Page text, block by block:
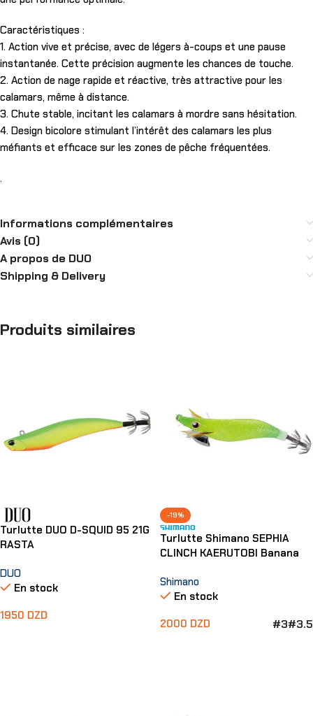
Caractéristiques :
1. Action vive et précise, avec de légers à-coups et une pause
instantanée. Cette précision augmente les chances de touche.
2. Action de nage rapide et réactive, très attractive pour les
calamars, même à distance.
3. Chute stable, incitant les calamars à mordre sans hésitation.
4. Design bicolore stimulant l’intérêt des calamars les plus
méfiants et efficace sur les zones de pêche fréquentées.
.
Informations complémentaires
Avis (0)
A propos de DUO
Shipping & Delivery
Produits similaires
Turlutte DUO D-SQUID 95 21G
RASTA
DUO
En stock
1950 DZD
-19%
Turlutte Shimano SEPHIA
CLINCH KAERUTOBI Banana
Shimano
En stock
2000 DZD #3#3.5